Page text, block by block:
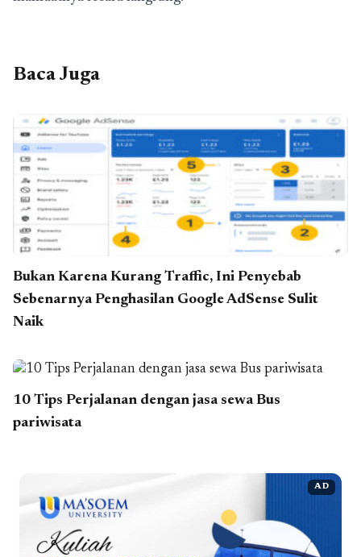
Baca Juga
Bukan Karena Kurang Traffic, Ini Penyebab
Sebenarnya Penghasilan Google AdSense Sulit
Naik
10 Tips Perjalanan dengan jasa sewa Bus
pariwisata
AD